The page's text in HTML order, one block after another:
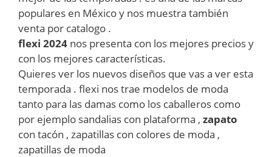
populares en México y nos muestra también
venta por catalogo .
flexi 2024 nos presenta con los mejores precios y
con los mejores características.
Quieres ver los nuevos diseños que vas a ver esta
temporada . flexi nos trae modelos de moda
tanto para las damas como los caballeros como
por ejemplo sandalias con plataforma , zapato
con tacón , zapatillas con colores de moda ,
zapatillas de moda